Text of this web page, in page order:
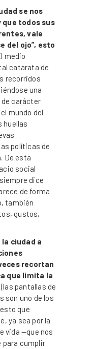
se nos
que todos sus
vale
del ojo”, esto
medio
catarata de
recorridos
una
carácter
mundo del
huellas
políticas de
De esta
social
dice
de forma
también
gustos,
ciudad a
recortan
que limita la
(las pantallas de
son uno de los
que
ya sea por la
vida —que nos
para cumplir